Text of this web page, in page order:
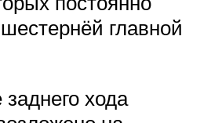
главной
хода